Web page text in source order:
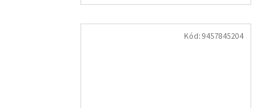
Kód:9457845204